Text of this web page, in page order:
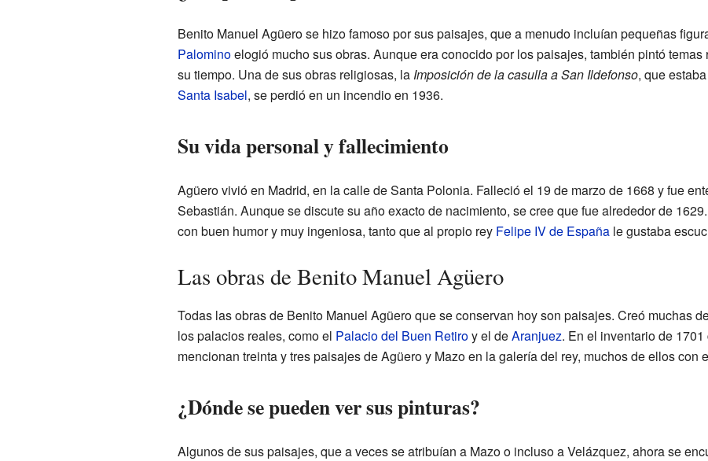
Benito Manuel Agüero se hizo famoso por sus paisajes, que a menudo incluían pequeñas
Palominoelogió mucho sus obras. Aunque era conocido por los paisajes, también pintó temas
su tiempo. Una de sus obras religiosas, la Imposición de la casulla a San Ildefonso, que
Santa Isabel, se perdió en un incendio en 1936.
Su vida personal y fallecimiento
Agüero vivió en Madrid, en la calle de Santa Polonia. Falleció el 19 de marzo de 1668 y fue
Sebastián. Aunque se discute su año exacto de nacimiento, se cree que fue alrededor de
con buen humor y muy ingeniosa, tanto que al propio rey Felipe IV de Españale gustaba
Las obras de Benito Manuel Agüero
Todas las obras de Benito Manuel Agüero que se conservan hoy son paisajes. Creó muchas
los palacios reales, como el Palacio del Buen Retiroy el deAranjuez. En el inventario de
mencionan treinta y tres paisajes de Agüero y Mazo en la galería del rey, muchos de ellos con
¿Dónde se pueden ver sus pinturas?
Algunos de sus paisajes, que a veces se atribuían a Mazo o incluso a Velázquez, ahora se